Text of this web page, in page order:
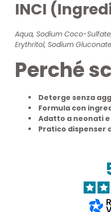
INCI
Aqua, Sodium Coco-
Erythritol, Sodium
Perché
Deterge senza
Formula con
Adatto a neonati
Pratico dispenser